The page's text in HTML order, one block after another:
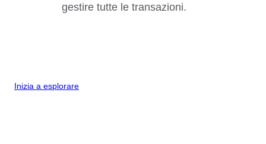
gestire tutte le transazioni.
Inizia a esplorare